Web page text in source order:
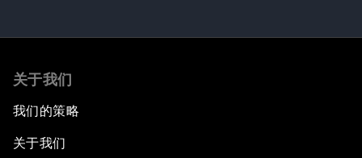
关于我们
我们的策略
关于我们